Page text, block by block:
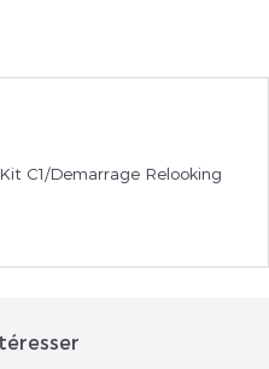
Kit C1/Demarrage Relooking